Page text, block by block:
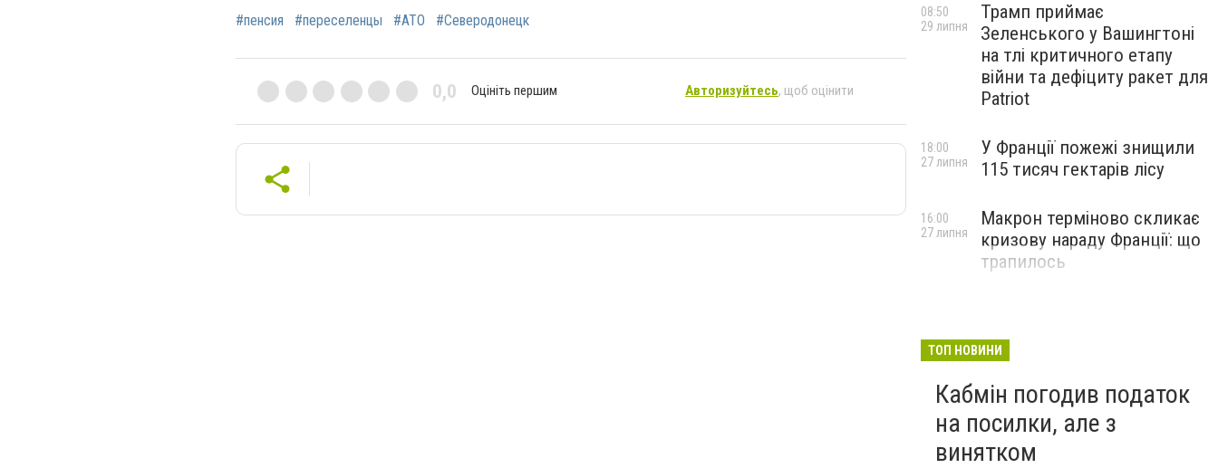
#пенсия #переселенцы #АТО #Северодонецк
0,0 Оцініть першим Авторизуйтесь, щоб оцінити
Трамп приймає
Зеленського у Вашингтоні
на тлі критичного етапу
війни та дефіциту ракет для
Patriot
08:50
29 липня
У Франції пожежі знищили
115 тисяч гектарів лісу
18:00
27 липня
Макрон терміново скликає
кризову нараду Франції: що
трапилось
16:00
27 липня
ТОП НОВИНИ
Кабмін погодив податок
на посилки, але з
винятком